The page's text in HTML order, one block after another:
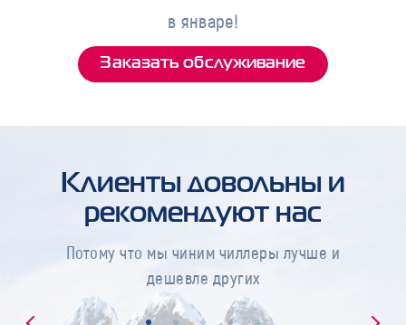
в январе!
Заказать обслуживание
Клиенты довольны и
рекомендуют нас
Потому что мы чиним чиллеры лучше и
дешевле других